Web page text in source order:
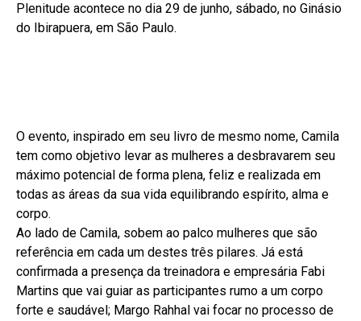
Plenitude acontece no dia 29 de junho, sábado, no Ginásio
do Ibirapuera, em São Paulo.
O evento, inspirado em seu livro de mesmo nome, Camila
tem como objetivo levar as mulheres a desbravarem seu
máximo potencial de forma plena, feliz e realizada em
todas as áreas da sua vida equilibrando espírito, alma e
corpo.
Ao lado de Camila, sobem ao palco mulheres que são
referência em cada um destes três pilares. Já está
confirmada a presença da treinadora e empresária Fabi
Martins que vai guiar as participantes rumo a um corpo
forte e saudável; Margo Rahhal vai focar no processo de